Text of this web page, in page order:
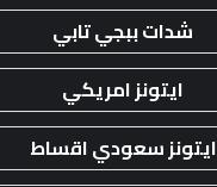
شدات ببجي تابي
ايتونز امريكي
ايتونز سعودي اقساط